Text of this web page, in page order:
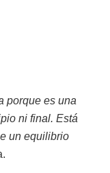
porque es una
ni final. Está
un equilibrio